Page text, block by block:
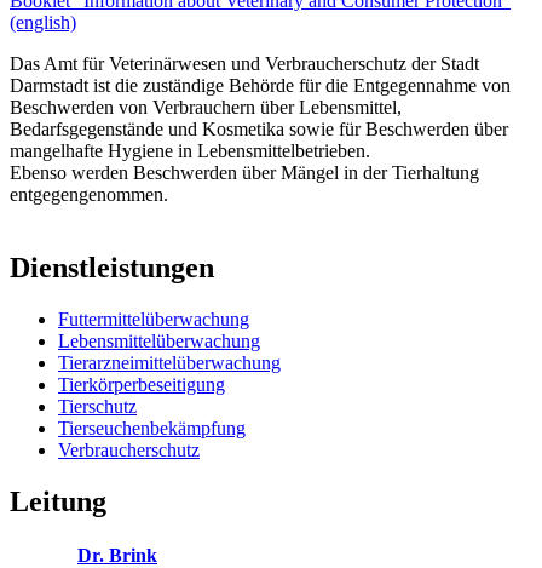
(english)
Das Amt für Veterinärwesen und Verbraucherschutz der Stadt
Darmstadt ist die zuständige Behörde für die Entgegennahme von
Beschwerden von Verbrauchern über Lebensmittel,
Bedarfsgegenstände und Kosmetika sowie für Beschwerden über
mangelhafte Hygiene in Lebensmittelbetrieben.
Ebenso werden Beschwerden über Mängel in der Tierhaltung
entgegengenommen.
Dienstleistungen
Futtermittelüberwachung
Lebensmittelüberwachung
Tierarzneimittelüberwachung
Tierkörperbeseitigung
Tierschutz
Tierseuchenbekämpfung
Verbraucherschutz
Leitung
Dr. Brink